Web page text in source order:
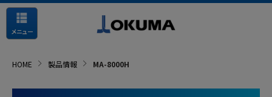
メニュー
HOME 製品情報 MA-8000H